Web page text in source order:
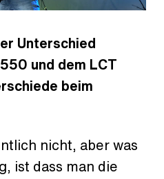
Unterschied
und dem LCT
beim
nicht, aber was
ist dass man die